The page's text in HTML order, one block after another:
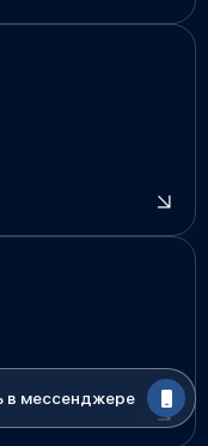
в мессенджере